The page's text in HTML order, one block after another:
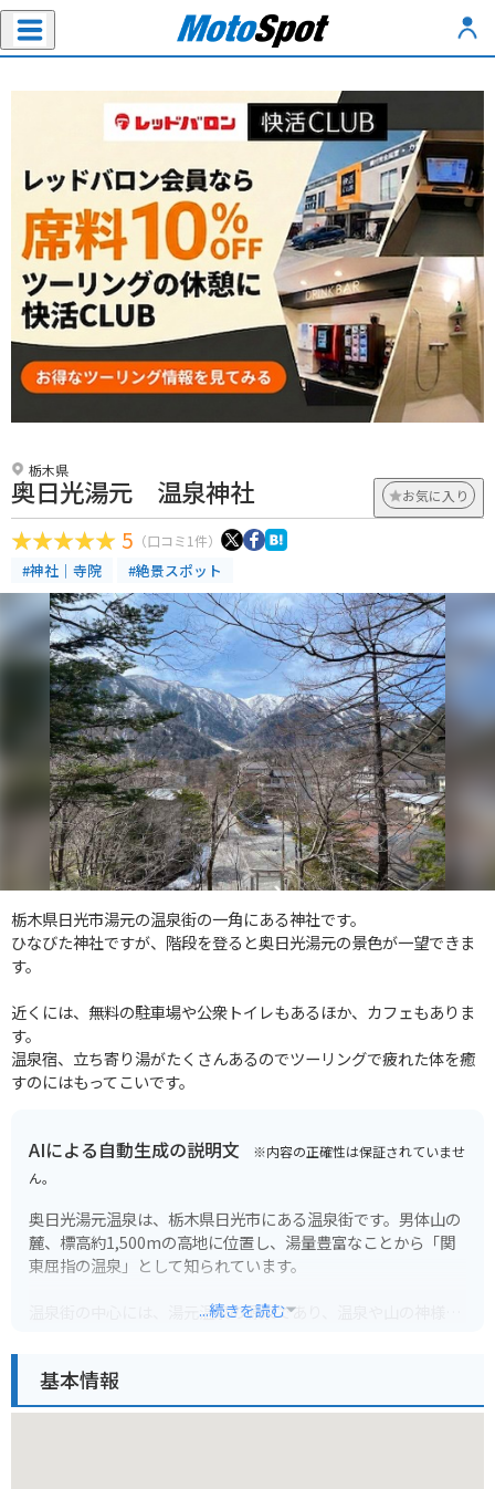
栃木県
奥日光湯元 温泉神社 お気に入り
5 （口コミ1件）
#神社｜寺院 #絶景スポット
栃木県日光市湯元の温泉街の一角にある神社です。
ひなびた神社ですが、階段を登ると奥日光湯元の景色が一望できま
す。
近くには、無料の駐車場や公衆トイレもあるほか、カフェもありま
す。
温泉宿、立ち寄り湯がたくさんあるのでツーリングで疲れた体を癒
すのにはもってこいです。
AIによる自動生成の説明文 ※内容の正確性は保証されていませ
ん。
奥日光湯元温泉は、栃木県日光市にある温泉街です。男体山の
麓、標高約1,500mの高地に位置し、湯量豊富なことから「関
東屈指の温泉」として知られています。
温泉街の中心には、湯元温泉の源泉であり、温泉や山の神様と
は、温泉の恵みへの感謝と、温泉街の繁栄を祈願する祭事が行
われます。
...続きを読む
基本情報